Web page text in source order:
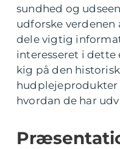
sundhed og
udforske
dele vigtig
interesseret i dette
kig på den
hudplejeprodukter
hvordan de har